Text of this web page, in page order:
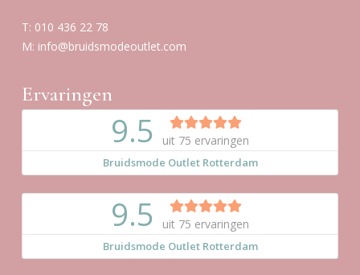
T: 010 436 22 78
M: info@bruidsmodeoutlet.com
Ervaringen